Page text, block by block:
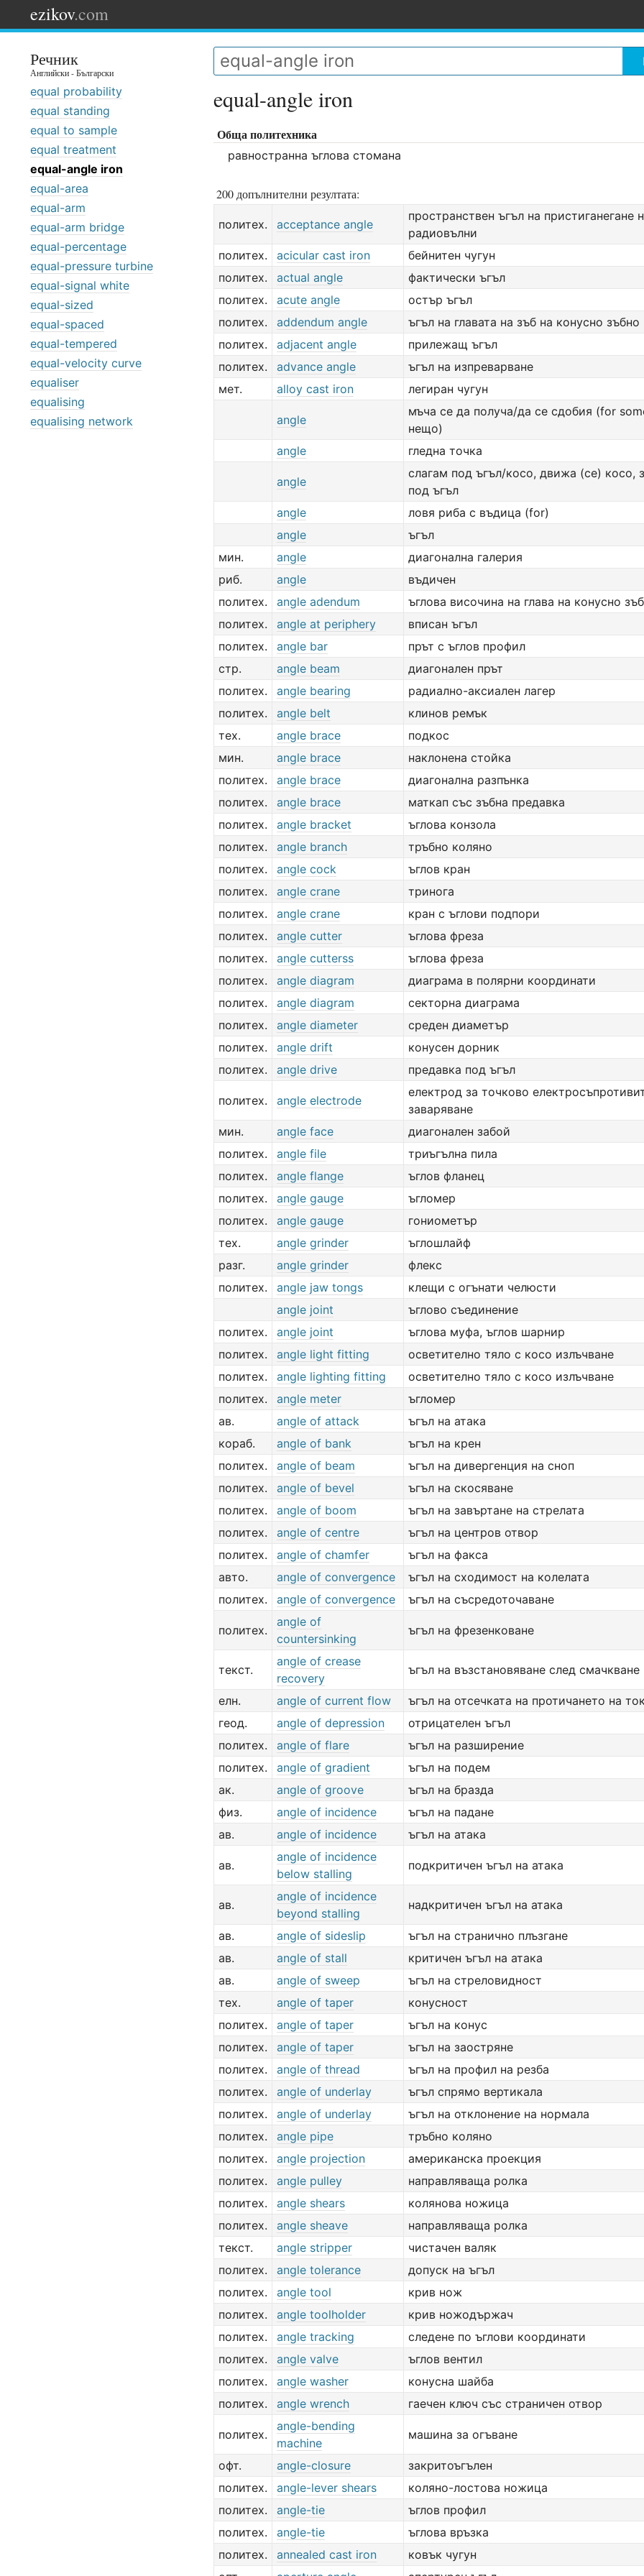
ezikov.com
Речник
Английски - Български
equal probability
equal standing
equal to sample
equal treatment
equal-angle iron
equal-area
equal-arm
equal-arm bridge
equal-percentage
equal-pressure turbine
equal-signal white
equal-sized
equal-spaced
equal-tempered
equal-velocity curve
equaliser
equalising
equalising network
equal-angle iron
Обща политехника
равностранна ъглова стомана
200 допълнителни резултата:
политех. acceptance angle
пространствен ъгъл на пристиганегане
радиовълни
политех.
acicular cast iron
бейнитен чугун
политех.
actual angle
фактически ъгъл
политех.
acute angle
остър ъгъл
политех.
addendum angle
ъгъл на главата на зъб на конусно
политех.
adjacent angle
прилежащ ъгъл
политех.
advance angle
ъгъл на изпреварване
мет.
alloy cast iron легиран чугун
angle
мъча се да получа/да се сдобия (for
нещо)
angle
гледна точка
angle
слагам под ъгъл/косо, движа (се) косо,
под ъгъл
angle
ловя риба с въдица (for)
angle
ъгъл
мин.
angle
диагонална галерия
риб.
angle
въдичен
политех.
angle adendum
ъглова височина на глава на конусно
политех.
angle at periphery
вписан ъгъл
политех.
angle bar
прът с ъглов профил
стр.
angle beam
диагонален прът
политех.
angle bearing
радиално-аксиален лагер
политех.
angle belt
клинов ремък
тех.
angle brace
подкос
мин.
angle brace
наклонена стойка
политех.
angle brace
диагонална разпънка
политех.
angle brace
маткап със зъбна предавка
политех.
angle bracket
ъглова конзола
политех.
angle branch
тръбно коляно
политех.
angle cock
ъглов кран
политех.
angle crane
тринога
политех.
angle crane
кран с ъглови подпори
политех.
angle cutter
ъглова фреза
политех.
angle cutterss
ъглова фреза
политех.
angle diagram
диаграма в полярни координати
политех.
angle diagram
секторна диаграма
политех.
angle diameter
среден диаметър
политех.
angle drift
конусен дорник
политех.
angle drive предавка под ъгъл
политех. angle electrode
електрод за точково
заваряване
мин.
angle face
диагонален забой
политех.
angle file
триъгълна пила
политех.
angle flange
ъглов фланец
политех.
angle gauge
ъгломер
политех.
angle gauge
гониометър
тех.
angle grinder
ъглошлайф
разг.
angle grinder
флекс
политех.
angle jaw tongs
клещи с огънати челюсти
angle joint
ъглово съединение
политех.
angle joint
ъглова муфа, ъглов шарнир
политех.
angle light fitting
осветително тяло с косо излъчване
политех.
angle lighting fitting
осветително тяло с косо излъчване
политех.
angle meter
ъгломер
ав.
angle of attack
ъгъл на атака
кораб.
angle of bank
ъгъл на крен
политех.
angle of beam
ъгъл на дивергенция на сноп
политех.
angle of bevel
ъгъл на скосяване
политех.
angle of boom
ъгъл на завъртане на стрелата
политех.
angle of centre
ъгъл на центров отвор
политех.
angle of chamfer
ъгъл на факса
авто.
angle of convergence
ъгъл на сходимост на колелата
политех.
angle of convergence ъгъл на съсредоточаване
политех.
angle of
countersinking
ъгъл на фрезенковане
текст.
angle of crease
recovery
ъгъл на възстановяване след смачкване
елн. angle of current flow
ъгъл на отсечката на протичането на
геод.
angle of depression
отрицателен ъгъл
политех.
angle of flare
ъгъл на разширение
политех.
angle of gradient
ъгъл на подем
ак.
angle of groove
ъгъл на бразда
физ.
angle of incidence
ъгъл на падане
ав.
angle of incidence ъгъл на атака
ав.
angle of incidence
below stalling
подкритичен ъгъл на атака
ав.
angle of incidence
beyond stalling
надкритичен ъгъл на атака
ав. angle of sideslip
ъгъл на странично плъзгане
ав.
angle of stall
критичен ъгъл на атака
ав.
angle of sweep
ъгъл на стреловидност
тех.
angle of taper
конусност
политех.
angle of taper
ъгъл на конус
политех.
angle of taper
ъгъл на заостряне
политех.
angle of thread
ъгъл на профил на резба
политех.
angle of underlay
ъгъл спрямо вертикала
политех.
angle of underlay
ъгъл на отклонение на нормала
политех.
angle pipe
тръбно коляно
политех.
angle projection
американска проекция
политех.
angle pulley
направляваща ролка
политех.
angle shears
колянова ножица
политех.
angle sheave
направляваща ролка
текст.
angle stripper
чистачен валяк
политех.
angle tolerance
допуск на ъгъл
политех.
angle tool
крив нож
политех.
angle toolholder
крив ножодържач
политех.
angle tracking
следене по ъглови координати
политех.
angle valve
ъглов вентил
политех.
angle washer
конусна шайба
политех.
angle wrench гаечен ключ със страничен отвор
политех.
angle-bending
machine
машина за огъване
офт. angle-closure
закритоъгълен
политех.
angle-lever shears
коляно-лостова ножица
политех.
angle-tie
ъглов профил
политех.
angle-tie
ъглова връзка
политех.
annealed cast iron
ковък чугун